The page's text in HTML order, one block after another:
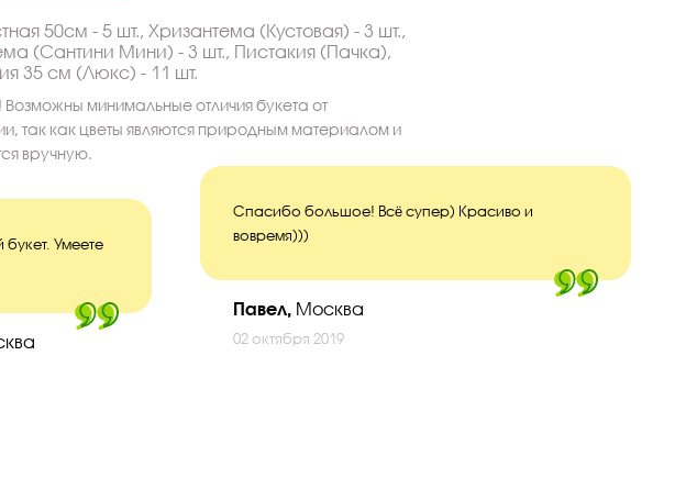
50см - 5 шт., Хризантема (Кустовая) - 3 шт.,
(Сантини Мини) - 3 шт., Пистакия (Пачка),
35 см (Люкс) - 11 шт.
минимальные отличия букета от
так как цветы являются природным материалом и
вручную.
Умеете
Спасибо большое! Всё супер) Красиво и
вовремя)))
Павел, Москва
02 октября 2019